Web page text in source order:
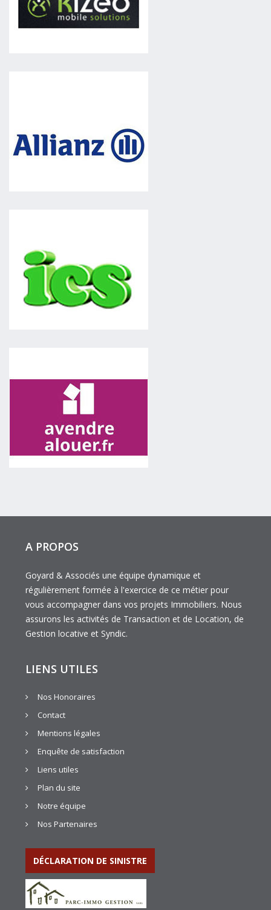
A PROPOS
Goyard & Associés une équipe dynamique et
régulièrement formée à l'exercice de ce métier pour
vous accompagner dans vos projets Immobiliers. Nous
assurons les activités de Transaction et de Location, de
Gestion locative et Syndic.
LIENS UTILES
Nos Honoraires
Contact
Mentions légales
Enquête de satisfaction
Liens utiles
Plan du site
Notre équipe
Nos Partenaires
DÉCLARATION DE SINISTRE